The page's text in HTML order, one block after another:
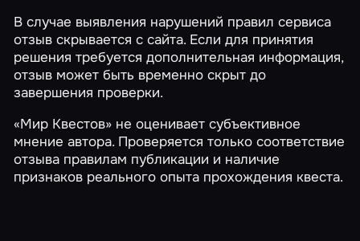
В случае выявления нарушений правил сервиса
отзыв скрывается с сайта. Если для принятия
решения требуется дополнительная информация,
отзыв может быть временно скрыт до
завершения проверки.
«Мир Квестов» не оценивает субъективное
мнение автора. Проверяется только соответствие
отзыва правилам публикации и наличие
признаков реального опыта прохождения квеста.